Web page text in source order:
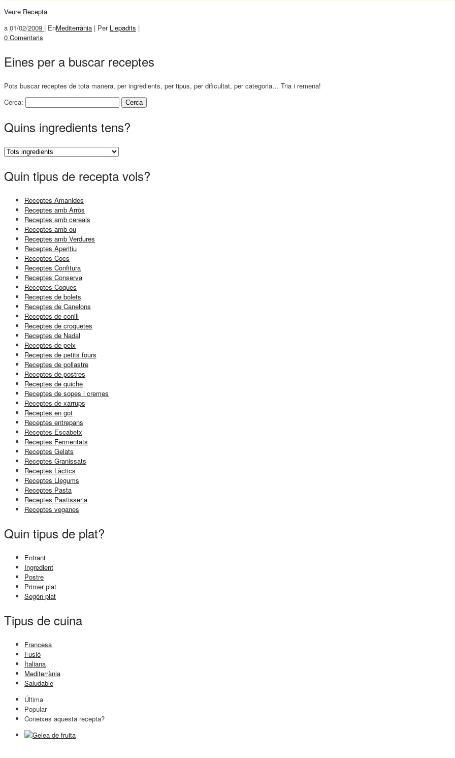
Veure Recepta
a 01/02/2009 | EnMediterrània | Per Llepadits |
0 Comentaris
Eines per a buscar receptes
Pots buscar receptes de tota manera, per ingredients, per tipus, per dificultat, per categoria… Tria i remena!
Cerca:
Quins ingredients tens?
Quin tipus de recepta vols?
Receptes Amanides
Receptes amb Arròs
Receptes amb cereals
Receptes amb ou
Receptes amb Verdures
Receptes Aperitiu
Receptes Cocs
Receptes Confitura
Receptes Conserva
Receptes Coques
Receptes de bolets
Receptes de Canelons
Receptes de conill
Receptes de croquetes
Receptes de Nadal
Receptes de peix
Receptes de petits fours
Receptes de pollastre
Receptes de postres
Receptes de quiche
Receptes de sopes i cremes
Receptes de xarrups
Receptes en got
Receptes entrepans
Receptes Escabetx
Receptes Fermentats
Receptes Gelats
Receptes Granissats
Receptes Làctics
Receptes Llegums
Receptes Pasta
Receptes Pastisseria
Receptes veganes
Quin tipus de plat?
Entrant
Ingredient
Postre
Primer plat
Segón plat
Tipus de cuina
Francesa
Fusió
Italiana
Mediterrània
Saludable
Última
Popular
Coneixes aquesta recepta?